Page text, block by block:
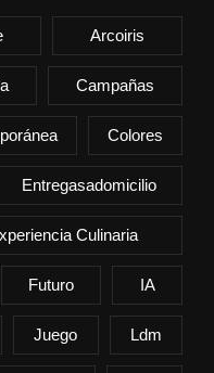
Arcoiris
Campañas
Colores
Entregasadomicilio
Culinaria
Futuro IA
Juego Ldm